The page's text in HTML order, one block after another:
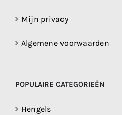
Mijn privacy
Algemene voorwaarden
POPULAIRE CATEGORIEËN
Hengels